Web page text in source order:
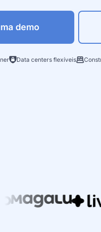
demo
Data centers flexíveis